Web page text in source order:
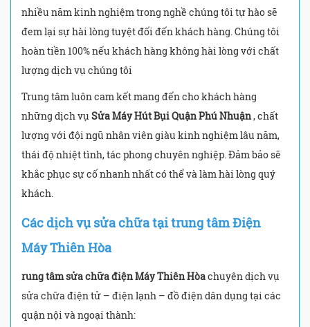
nhiều năm kinh nghiệm trong nghề chúng tôi tự hào sẽ
đem lại sự hài lòng tuyệt đối đến khách hàng. Chúng tôi
hoàn tiền 100% nếu khách hàng không hài lòng với chất
lượng dịch vụ chúng tôi
Trung tâm luôn cam kết mang đến cho khách hàng
những dịch vụ Sửa Máy Hút Bụi Quận Phú Nhuận, chất
lượng với đội ngũ nhân viên giàu kinh nghiệm lâu năm,
thái độ nhiệt tình, tác phong chuyên nghiệp. Đảm bảo sẽ
khắc phục sự cố nhanh nhất có thể và làm hài lòng quý
khách.
Các dịch vụ sửa chữa tại trung tâm Điện
Máy Thiên Hòa
rung tâm sửa chữa điện Máy Thiên Hòachuyên dịch vụ
sửa chữa điện tử – điện lạnh – đồ điện dân dụng tại các
quận nội và ngoại thành: